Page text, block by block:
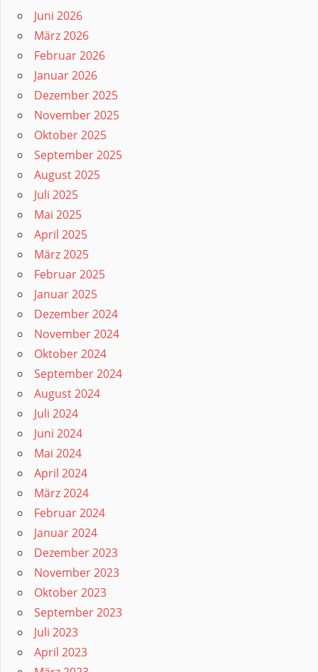
Juni 2026
März 2026
Februar 2026
Januar 2026
Dezember 2025
November 2025
Oktober 2025
September 2025
August 2025
Juli 2025
Mai 2025
April 2025
März 2025
Februar 2025
Januar 2025
Dezember 2024
November 2024
Oktober 2024
September 2024
August 2024
Juli 2024
Juni 2024
Mai 2024
April 2024
März 2024
Februar 2024
Januar 2024
Dezember 2023
November 2023
Oktober 2023
September 2023
Juli 2023
April 2023